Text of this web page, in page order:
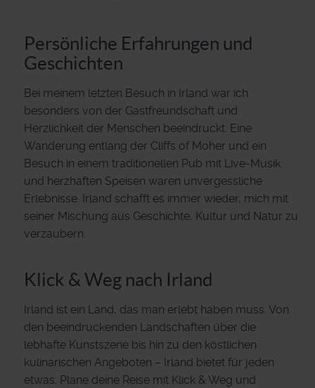
Persönliche Erfahrungen und
Geschichten
Bei meinem letzten Besuch in Irland war ich
besonders von der Gastfreundschaft und
Herzlichkeit der Menschen beeindruckt. Eine
Wanderung entlang der Cliffs of Moher und ein
Besuch in einem traditionellen Pub mit Live-Musik
und herzhaften Speisen waren unvergessliche
Erlebnisse. Irland schafft es immer wieder, mich mit
seiner Mischung aus Geschichte, Kultur und Natur zu
verzaubern.
Klick & Weg nach Irland
Irland ist ein Land, das man erlebt haben muss. Von
den beeindruckenden Landschaften über die
lebhafte Kunstszene bis hin zu den köstlichen
kulinarischen Angeboten – Irland bietet für jeden
etwas. Plane deine Reise mit Klick & Weg und